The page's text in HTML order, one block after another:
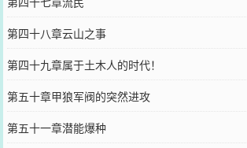
第四十八章云山之事
第四十九章属于土木人的时代！
第五十章甲狼军阀的突然进攻
第五十一章潜能爆种